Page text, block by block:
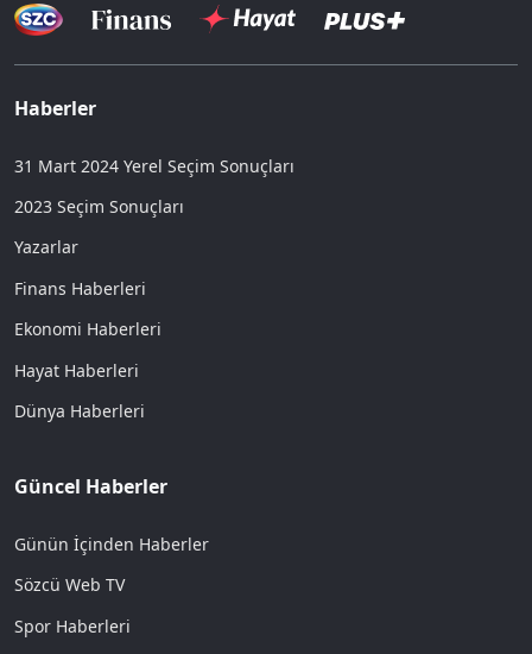
Haberler
31 Mart 2024 Yerel Seçim Sonuçları
2023 Seçim Sonuçları
Yazarlar
Finans Haberleri
Ekonomi Haberleri
Hayat Haberleri
Dünya Haberleri
Güncel Haberler
Günün İçinden Haberler
Sözcü Web TV
Spor Haberleri